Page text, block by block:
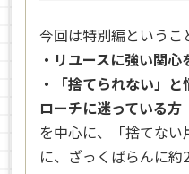
今回は特別編というこ
・リユースに強い関心
・「捨てられない」
ローチに迷っている方
を中心に、「捨てな
に、ざっくばらんに約